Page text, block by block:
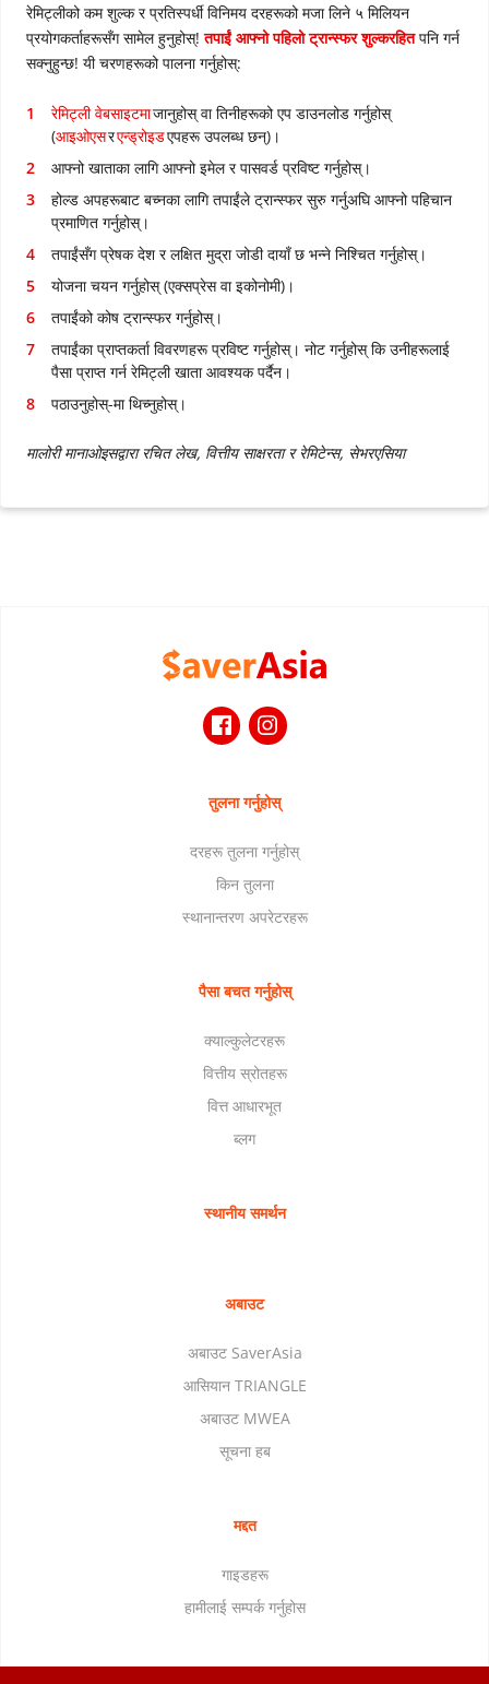
रेमिट्लीको कम शुल्क र प्रतिस्पर्धी विनिमय दरहरूको मजा लिने ५ मिलियन
प्रयोगकर्ताहरूसँग सामेल हुनुहोस्!तपाईं आफ्नो पहिलो ट्रान्स्फर शुल्करहित पनि गर्न
सक्नुहुन्छ! यी चरणहरूको पालना गर्नुहोस्:
रेमिट्ली वेबसाइटमाजानुहोस् वा तिनीहरूको एप डाउनलोड गर्नुहोस्
(आइओएसरएन्ड्रोइडएपहरू उपलब्ध छन्)।
आफ्नो खाताका लागि आफ्नो इमेल र पासवर्ड प्रविष्ट गर्नुहोस्।
होल्ड अपहरूबाट बच्नका लागि तपाईंले ट्रान्स्फर सुरु गर्नुअघि आफ्नो पहिचान
प्रमाणित गर्नुहोस्।
तपाईंसँग प्रेषक देश र लक्षित मुद्रा जोडी दायाँ छ भन्ने निश्चित गर्नुहोस्।
योजना चयन गर्नुहोस् (एक्सप्रेस वा इकोनोमी) ।
तपाईंको कोष ट्रान्स्फर गर्नुहोस्।
तपाईंका प्राप्तकर्ता विवरणहरू प्रविष्ट गर्नुहोस्। नोट गर्नुहोस् कि उनीहरूलाई
पैसा प्राप्त गर्न रेमिट्ली खाता आवश्यक पर्दैन।
पठाउनुहोस्-मा थिच्नुहोस्।
मालोरी मानाओइसद्वारा रचित लेख, वित्तीय साक्षरता र रेमिटेन्स, सेभरएसिया
तुलना गर्नुहोस्
दरहरू तुलना गर्नुहोस्
किन तुलना
स्थानान्तरण अपरेटरहरू
पैसा बचत गर्नुहोस्
क्याल्कुलेटरहरू
वित्तीय स्रोतहरू
वित्त आधारभूत
ब्लग
स्थानीय समर्थन
अबाउट
अबाउट SaverAsia
आसियान TRIANGLE
अबाउट MWEA
सूचना हब
मद्दत
गाइडहरू
हामीलाई सम्पर्क गर्नुहोस